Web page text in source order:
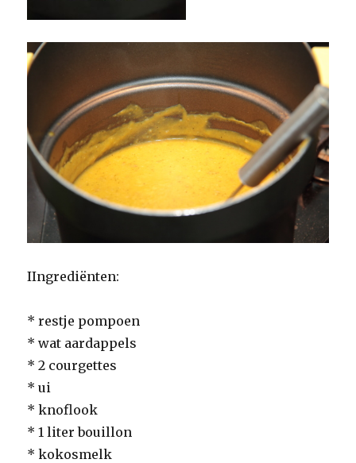
IIngrediënten:
* restje pompoen
* wat aardappels
* 2 courgettes
* ui
* knoflook
* 1 liter bouillon
* kokosmelk